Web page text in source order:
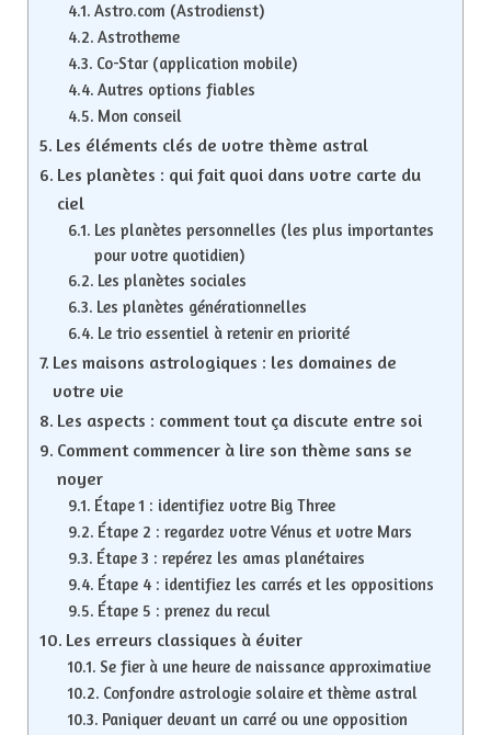
Astro.com (Astrodienst)
Astrotheme
Co-Star (application mobile)
Autres options fiables
Mon conseil
Les éléments clés de votre thème astral
Les planètes : qui fait quoi dans votre carte du
ciel
Les planètes personnelles (les plus importantes
pour votre quotidien)
Les planètes sociales
Les planètes générationnelles
Le trio essentiel à retenir en priorité
Les maisons astrologiques : les domaines de
votre vie
Les aspects : comment tout ça discute entre soi
Comment commencer à lire son thème sans se
noyer
Étape 1 : identifiez votre Big Three
Étape 2 : regardez votre Vénus et votre Mars
Étape 3 : repérez les amas planétaires
Étape 4 : identifiez les carrés et les oppositions
Étape 5 : prenez du recul
Les erreurs classiques à éviter
Se fier à une heure de naissance approximative
Confondre astrologie solaire et thème astral
Paniquer devant un carré ou une opposition